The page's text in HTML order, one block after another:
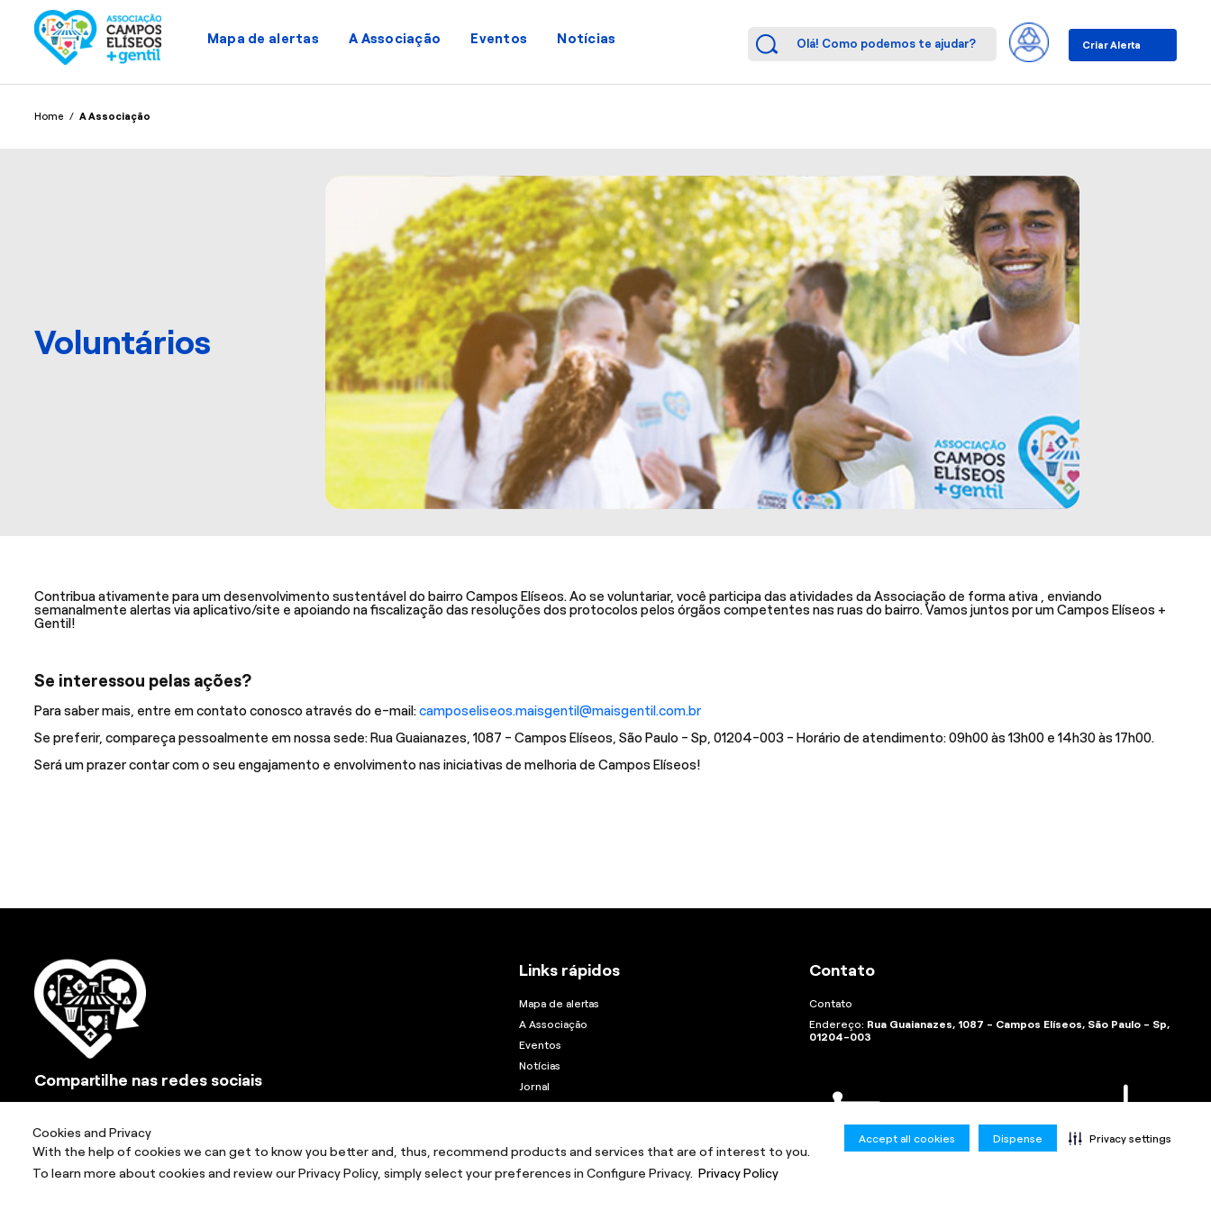
Cookies and Privacy
With the help of cookies we can get to know you better and, thus, recommend products and services that are of interest to you.
To learn more about cookies and review our Privacy Policy, simply select your preferences in Configure Privacy. Privacy Policy
Accept all cookies Dispense Privacy settings
Mapa de alertas A Associação Eventos Notícias Criar Alerta
Home / A Associação
Voluntários
Contribua ativamente para um desenvolvimento sustentável do bairro Campos Elíseos. Ao se voluntariar, você participa das atividades da Associação de forma ativa , enviando
semanalmente alertas via aplicativo/site e apoiando na fiscalização das resoluções dos protocolos pelos órgãos competentes nas ruas do bairro. Vamos juntos por um Campos Elíseos +
Gentil!
Se interessou pelas ações?
Para saber mais, entre em contato conosco através do e-mail:camposeliseos.maisgentil@maisgentil.com.br
Se preferir, compareça pessoalmente em nossa sede: Rua Guaianazes, 1087 - Campos Elíseos, São Paulo - Sp, 01204-003 - Horário de atendimento: 09h00 às 13h00 e 14h30 às 17h00.
Será um prazer contar com o seu engajamento e envolvimento nas iniciativas de melhoria de Campos Elíseos!
Compartilhe nas redes sociais
Links rápidos
Mapa de alertas
A Associação
Eventos
Notícias
Jornal
Contato
Contato
Endereço: Rua Guaianazes, 1087 - Campos Elíseos, São Paulo - Sp,
01204-003